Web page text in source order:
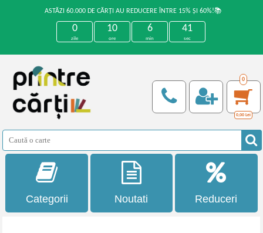
ASTĂZI 60.000 DE CĂRȚI AU REDUCERE ÎNTRE 15% ȘI 60%!📚
0
zile
10
ore
6
min
41
sec
0
0,00 Lei
Categorii Noutati Reduceri